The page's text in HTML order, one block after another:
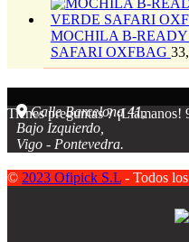
MOCHILA B-
SAFARI OXFBAG
Tienes preguntas ? ¡Llámanos!
Calle Barcelona 41,
Bajo Izquierdo,
Vigo - Pontevedra.
© 2023 Ofipick S.L - Todos